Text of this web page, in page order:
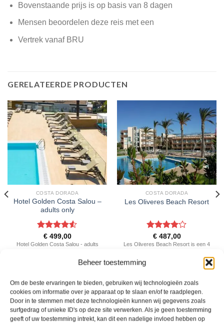
Beheer toestemming
Om de beste ervaringen te bieden, gebruiken wij technologieën zoals
cookies om informatie over je apparaat op te slaan en/of te raadplegen.
Door in te stemmen met deze technologieën kunnen wij gegevens zoals
surfgedrag of unieke ID's op deze site verwerken. Als je geen toestemming
geeft of uw toestemming intrekt, kan dit een nadelige invloed hebben op
Bovenstaande prijs is op basis van 8 dagen
Mensen beoordelen deze reis met een
Vertrek vanaf BRU
GERELATEERDE PRODUCTEN
COSTA DORADA
Hotel Golden Costa Salou –
adults only
Gewaardeerd
4.5uit 5
€499,00
Hotel Golden Costa Salou - adults
accommodatie in Salou. U boekt
persoon.
PRIJZEN EN BOEKEN
COSTA DORADA
Les Oliveres Beach Resort
Gewaardeerd
4uit 5
€487,00
Les Oliveres Beach Resort is een 4
U boekt deze reis direct bij onze
partner D-reizen. Nu vanaf EUR
PRIJZEN EN BOEKEN